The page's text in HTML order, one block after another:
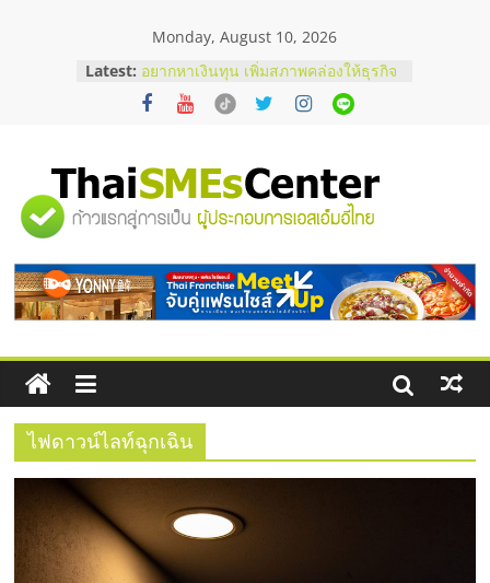
Monday, August 10, 2026
Latest: อยากหาเงินทุน เพิ่มสภาพคล่องให้ธุรกิจ
เริ่มยังไงให้ผ่านฉลุย
สัมมนาออนไลน์ โอกาสบริหารสถานี
เหมาะกับเป้าหมายของธุรกิจ
เว็บปั้มวิวช่วยธุรกิจออนไลน์ได้จริงหรือ
วิเคราะห์ข้อดีและข้อควรพิจารณา
ปั้มฟอลติ๊กตอกที่เจ้าของธุรกิจควรรู้
"ศูนย์
รวม
ข้อมูล
ธุรกิจ
SME
แห่ง
ไฟดาวน์ไลท์ฉุกเฉิน